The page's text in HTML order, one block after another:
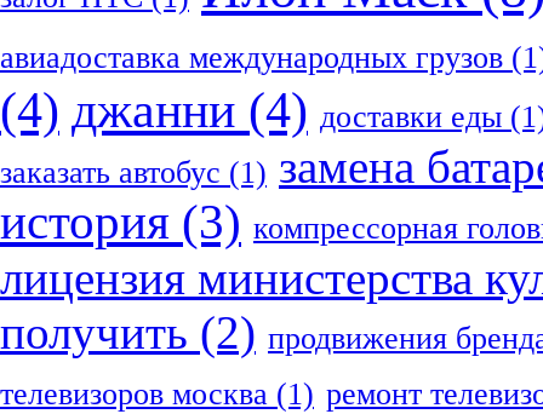
авиадоставка международных грузов
(4) джанни (4) доставки еды
заказать автобус (1) замена
история (3) компрессорная
лицензия министерства
получить (2) продвижения
телевизоров москва (1) ремонт